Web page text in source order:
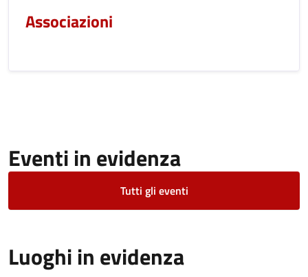
Associazioni
Eventi in evidenza
Tutti gli eventi
Luoghi in evidenza